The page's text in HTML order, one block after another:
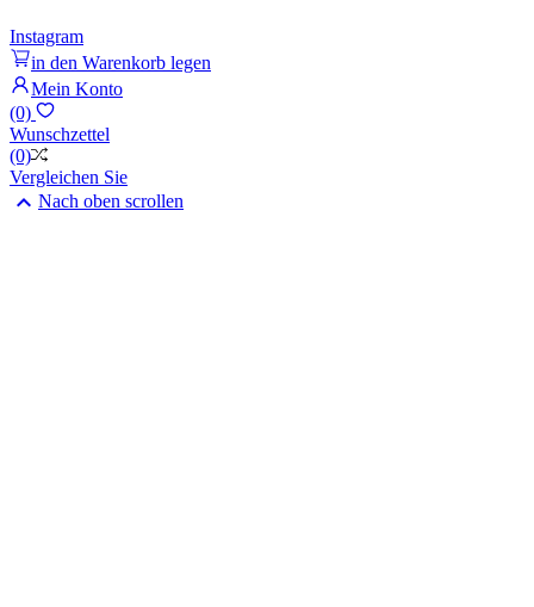
Instagram
in den Warenkorb legen
Mein Konto
(0)
Wunschzettel
(0)
Vergleichen Sie
 Nach oben scrollen